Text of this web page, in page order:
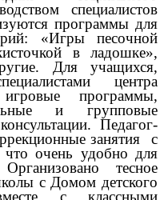
специалистов
программы для
«Игры песочной
в ладошке»,
Для учащихся,
центра
программы,
и групповые
Педагог-
занятия с
очень удобно для
тесное
с Домом детского
с классными